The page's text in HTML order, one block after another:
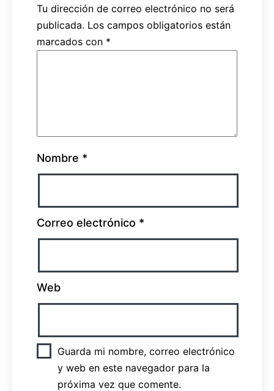
Tu dirección de correo electrónico no será
publicada. Los campos obligatorios están
marcados con *
Nombre *
Correo electrónico *
Web
Guarda mi nombre, correo electrónico
y web en este navegador para la
próxima vez que comente.